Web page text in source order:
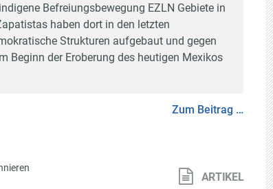
Befreiungsbewegung EZLN Gebiete in
haben dort in den letzten
Strukturen aufgebaut und gegen
Beginn der Eroberung des heutigen Mexikos
Zum Beitrag …
ARTIKEL